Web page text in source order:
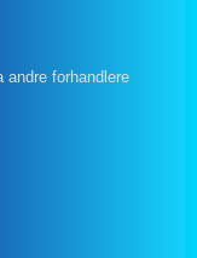
andre forhandlere